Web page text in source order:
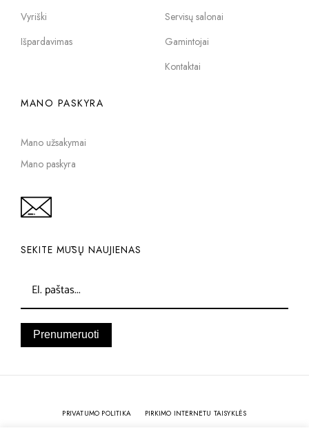
Vyriški
Išpardavimas
Servisų salonai
Gamintojai
Kontaktai
MANO PASKYRA
Mano užsakymai
Mano paskyra
SEKITE MŪSŲ NAUJIENAS
Prenumeruoti
PRIVATUMO POLITIKA
PIRKIMO INTERNETU TAISYKLĖS